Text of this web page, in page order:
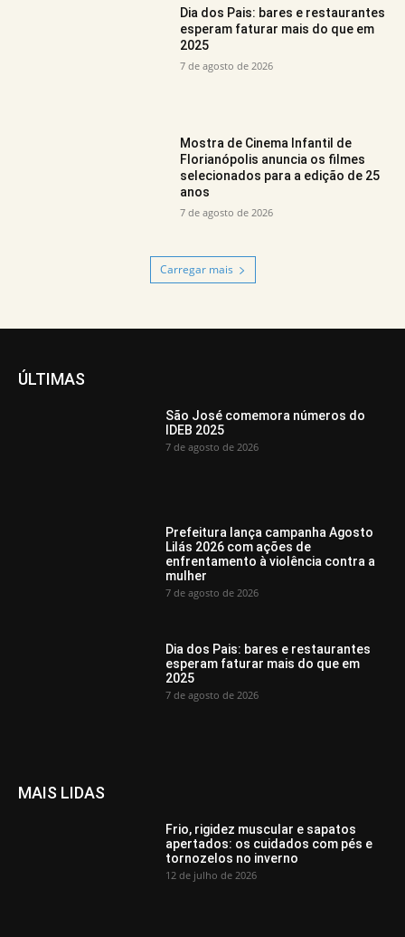
Dia dos Pais: bares e restaurantes
esperam faturar mais do que em
2025
7 de agosto de 2026
Mostra de Cinema Infantil de
Florianópolis anuncia os filmes
selecionados para a edição de 25
anos
7 de agosto de 2026
Carregar mais
ÚLTIMAS
São José comemora números do
IDEB 2025
7 de agosto de 2026
Prefeitura lança campanha Agosto
Lilás 2026 com ações de
enfrentamento à violência contra a
mulher
7 de agosto de 2026
Dia dos Pais: bares e restaurantes
esperam faturar mais do que em
2025
7 de agosto de 2026
MAIS LIDAS
Frio, rigidez muscular e sapatos
apertados: os cuidados com pés e
tornozelos no inverno
12 de julho de 2026